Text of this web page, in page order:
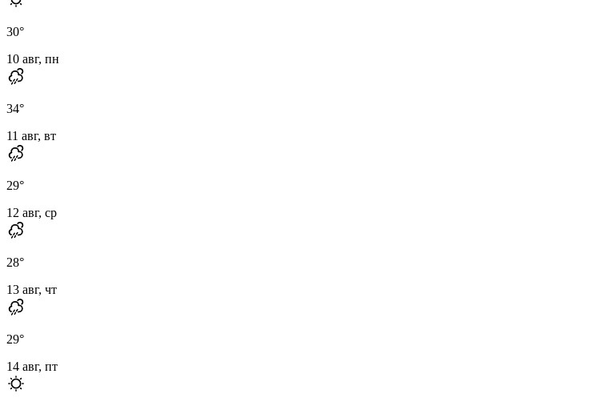
30°
10 авг, пн
34°
11 авг, вт
29°
12 авг, ср
28°
13 авг, чт
29°
14 авг, пт